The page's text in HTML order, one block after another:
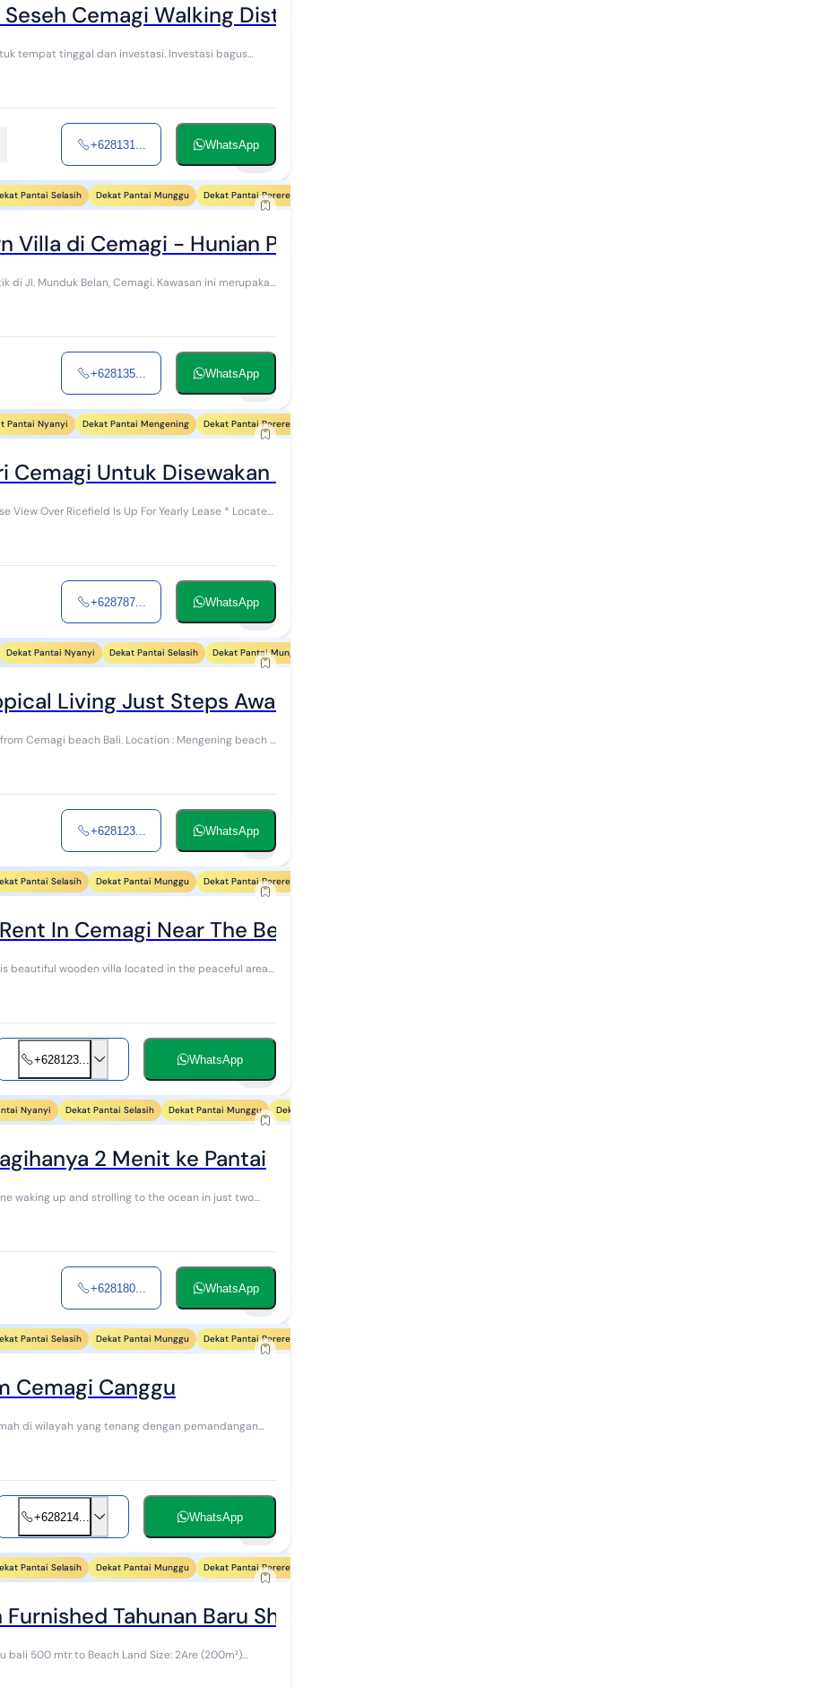
Cemagi Walking Distance To The Beach
tempat tinggal dan investasi. Investasi bagus
+628131... WhatsApp
Pantai Selasih Dekat Pantai Munggu Dekat Pantai Pererenan
Villa di Cemagi - Hunian Privat & Tenang Dekat Pantai
Jl. Munduk Belan, Cemagi. Kawasan ini merupakan
+628135... WhatsApp
Pantai Nyanyi Dekat Pantai Mengening Dekat Pantai Pererenan
Untuk Disewakan Furnished
Ricefield Is Up For Yearly Lease * Located
+628787... WhatsApp
Dekat Pantai Nyanyi Dekat Pantai Selasih Dekat Pantai Munggu
Living Just Steps Away From Cemagi Beach Bali.
Location : Mengening beach -
+628123... WhatsApp
Pantai Selasih Dekat Pantai Munggu Dekat Pantai Pererenan
In Cemagi Near The Beach
beautiful wooden villa located in the peaceful area
+628123... WhatsApp
Nyanyi Dekat Pantai Selasih Dekat Pantai Munggu Dekat Pantai Pererenan
2 Menit ke Pantai
+628180... WhatsApp
Pantai Selasih Dekat Pantai Munggu Dekat Pantai Pererenan
Cemagi Canggu
+628214... WhatsApp
Pantai Selasih Dekat Pantai Munggu Dekat Pantai Pererenan
Rumah Semi Villa Kontrakan Furnished Tahunan Baru Shm - Sertifikat Hak Milik Di Cemagi
(200m²)